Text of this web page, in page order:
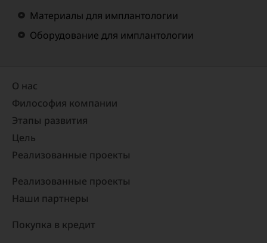
Материалы для имплантологии
Оборудование для имплантологии
О нас
Философия компании
Этапы развития
Цель
Реализованные проекты​
Реализованные проекты
Наши партнеры
Покупка в кредит